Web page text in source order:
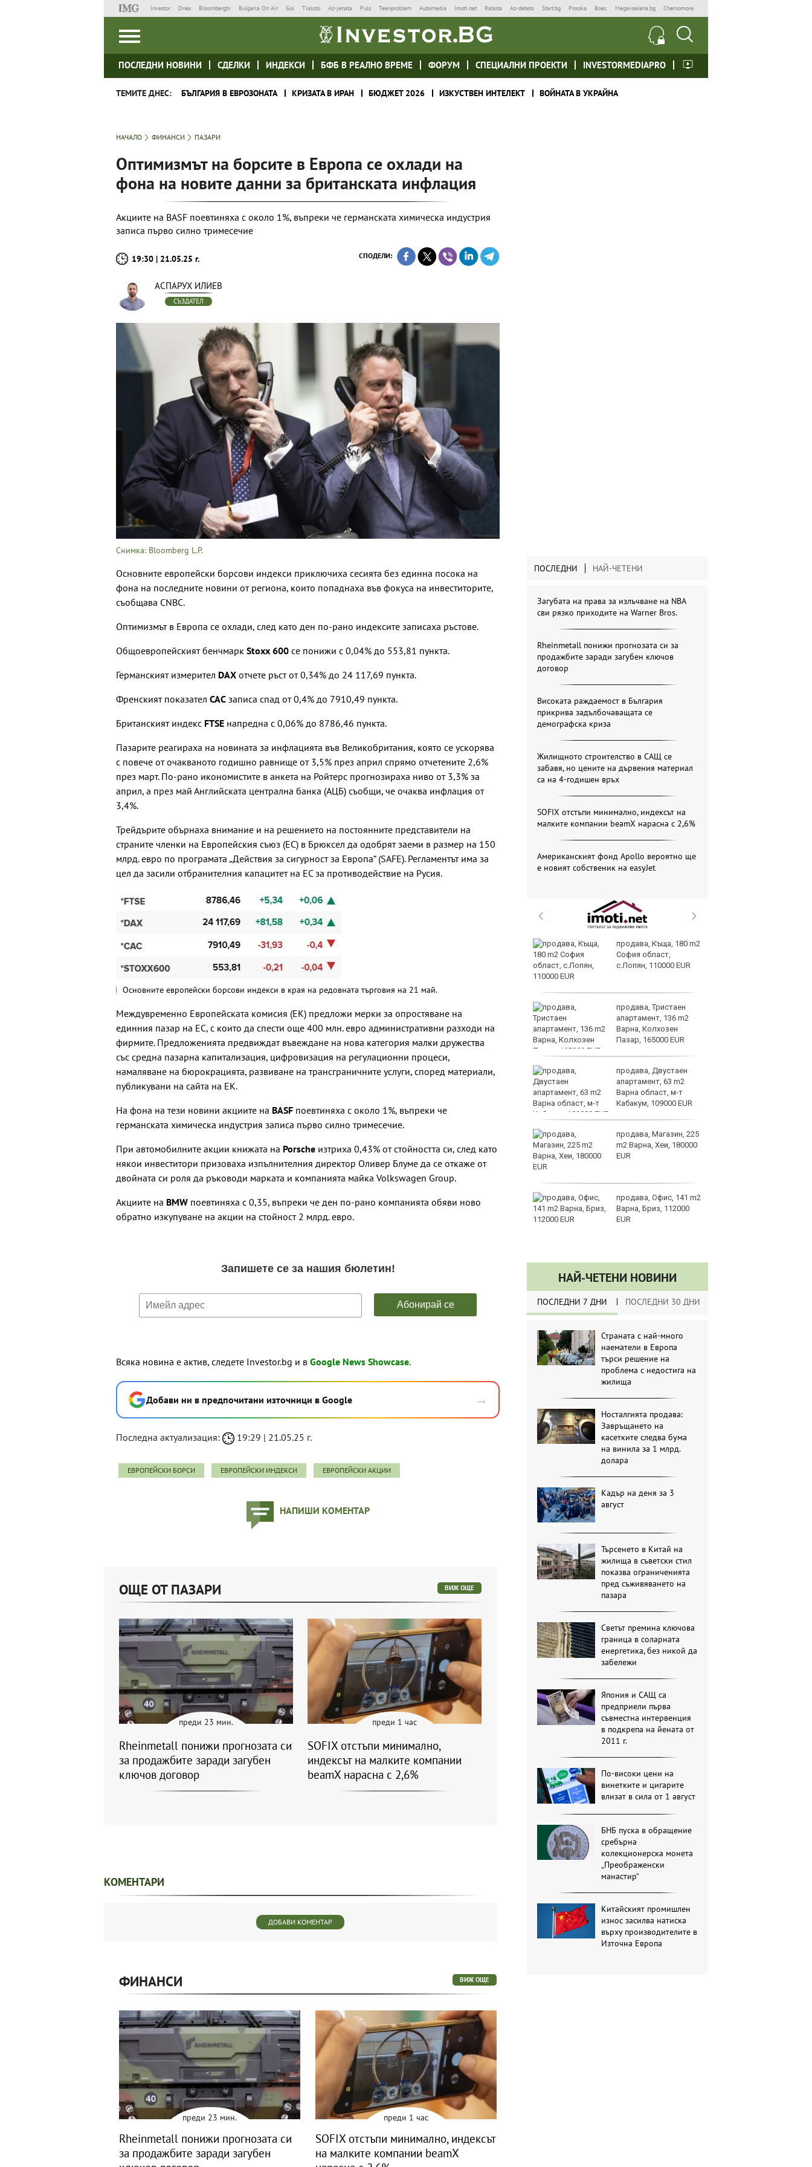
Investor Dnes Bloombergtv Bulgaria On Air Gol Tialoto Az-jenata Puls Teenproblem Automedia Imoti.net Rabota Az-deteto Start.bg Posoka Boec Megavselena.bg Chernomore
ПОСЛЕДНИ НОВИНИ СДЕЛКИ ИНДЕКСИ БФБ В РЕАЛНО ВРЕМЕ ФОРУМ СПЕЦИАЛНИ ПРОЕКТИ INVESTORMEDIAPRO
ТЕМИТЕ ДНЕС: БЪЛГАРИЯ В ЕВРОЗОНАТА КРИЗАТА В ИРАН БЮДЖЕТ 2026 ИЗКУСТВЕН ИНТЕЛЕКТ ВОЙНАТА В УКРАЙНА
НАЧАЛО ФИНАНСИ ПАЗАРИ
Оптимизмът на борсите в Европа се охлади на
фона на новите данни за британската инфлация
Акциите на BASF поевтиняха с около 1%, въпреки че германската химическа индустрия
записа първо силно тримесечие
19:30 | 21.05.25 г. СПОДЕЛИ:
АСПАРУХ ИЛИЕВ
СЪЗДАТЕЛ
Снимка: Bloomberg L.P.
Основните европейски борсови индекси приключиха сесията без единна посока на
фона на последните новини от региона, които попаднаха във фокуса на инвеститорите,
съобщава CNBC.
Оптимизмът в Европа се охлади, след като ден по-рано индексите записаха ръстове.
Общоевропейският бенчмарк Stoxx 600 се понижи с 0,04% до 553,81 пункта.
Германският измерител DAX отчете ръст от 0,34% до 24 117,69 пункта.
Френският показател CAC записа спад от 0,4% до 7910,49 пункта.
Британският индекс FTSE напредна с 0,06% до 8786,46 пункта.
Пазарите реагираха на новината за инфлацията във Великобритания, която се ускорява
с повече от очакваното годишно равнище от 3,5% през април спрямо отчетените 2,6%
през март. По-рано икономистите в анкета на Ройтерс прогнозираха ниво от 3,3% за
април, a през май Английската централна банка (АЦБ) съобщи, че очаква инфлация от
3,4%.
Трейдърите обърнаха внимание и на решението на постоянните представители на
страните членки на Европейския съюз (ЕС) в Брюксел да одобрят заеми в размер на 150
млрд. евро по програмата „Действия за сигурност за Европа“ (SAFE). Регламентът има за
цел да засили отбранителния капацитет на ЕС за противодействие на Русия.
Основните европейски борсови индекси в края на редовната търговия на 21 май.
Междувременно Европейската комисия (ЕК) предложи мерки за опростяване на
единния пазар на ЕС, с които да спести още 400 млн. евро административни разходи на
фирмите. Предложенията предвиждат въвеждане на нова категория малки дружества
със средна пазарна капитализация, цифровизация на регулационни процеси,
намаляване на бюрокрацията, развиване на трансграничните услуги, според материали,
публикувани на сайта на ЕК.
На фона на тези новини акциите на BASF поевтиняха с около 1%, въпреки че
германската химическа индустрия записа първо силно тримесечие.
При автомобилните акции книжата на Porsche изтриха 0,43% от стойността си, след като
някои инвеститори призоваха изпълнителния директор Оливер Блуме да се откаже от
двойната си роля да ръководи марката и компанията майка Volkswagen Group.
Акциите на BMW поевтиняха с 0,35, въпреки че ден по-рано компанията обяви ново
обратно изкупуване на акции на стойност 2 млрд. евро.
Всяка новина е актив, следете Investor.bg и в Google News Showcase.
Добави ни в предпочитани източници в Google →
Последна актуализация: 19:29 | 21.05.25 г.
ЕВРОПЕЙСКИ БОРСИ ЕВРОПЕЙСКИ ИНДЕКСИ ЕВРОПЕЙСКИ АКЦИИ
НАПИШИ КОМЕНТАР
ПОСЛЕДНИ НАЙ-ЧЕТЕНИ
Загубата на права за излъчване на NBA
сви рязко приходите на Warner Bros.
Rheinmetall понижи прогнозата си за
продажбите заради загубен ключов
договор
Високата раждаемост в България
прикрива задълбочаващата се
демографска криза
Жилищното строителство в САЩ се
забавя, но цените на дървения материал
са на 4-годишен връх
SOFIX отстъпи минимално, индексът на
малките компании beamX нарасна с 2,6%
Американският фонд Apollo вероятно ще
е новият собственик на easyJet
денонощна грижа за
възрастни хора и лица
с трайни увреждания
Започна юбилейният
деца, затвори пътя
София-Варна
Хороскоп за 7 август
2026
продава, Къща, 180 m2
София област,
с.Лопян, 110000 EUR
продава, Тристаен
апартамент, 136 m2
Варна, Колхозен
Пазар, 165000 EUR
продава, Двустаен
апартамент, 63 m2
Варна област, м-т
Кабакум, 109000 EUR
продава, Магазин, 225
m2 Варна, Хеи, 180000
EUR
продава, Офис, 141 m2
Варна, Бриз, 112000
EUR
НАЙ-ЧЕТЕНИ НОВИНИ
ПОСЛЕДНИ 7 ДНИ ПОСЛЕДНИ 30 ДНИ
Страната с най-много
наематели в Европа
търси решение на
проблема с недостига на
жилища
Носталгията продава:
Завръщането на
касетките следва бума
на винила за 1 млрд.
долара
Кадър на деня за 3
август
Търсенето в Китай на
жилища в съветски стил
показва ограниченията
пред съживяването на
пазара
Светът премина ключова
граница в соларната
енергетика, без никой да
забележи
Япония и САЩ са
предприели първа
съвместна интервенция
в подкрепа на йената от
2011 г.
По-високи цени на
винетките и цигарите
влизат в сила от 1 август
БНБ пуска в обращение
сребърна
колекционерска монета
„Преображенски
манастир“
Китайският промишлен
износ засилва натиска
върху производителите в
Източна Европа
ОЩЕ ОТ ПАЗАРИ ВИЖ ОЩЕ
преди 23 мин.
Rheinmetall понижи прогнозата си
за продажбите заради загубен
ключов договор
преди 1 час
SOFIX отстъпи минимално,
индексът на малките компании
beamX нарасна с 2,6%
КОМЕНТАРИ
ДОБАВИ КОМЕНТАР
ФИНАНСИ ВИЖ ОЩЕ
преди 23 мин.
Rheinmetall понижи прогнозата си
за продажбите заради загубен
преди 1 час
SOFIX отстъпи минимално, индексът
на малките компании beamX